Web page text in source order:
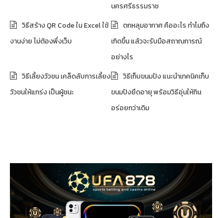
นครศรีธรรมราช
วิธีสร้าง QR Code ใน Excel ใช้
งานง่าย ไม่ต้องพึ่งเว็บ
ตกหลุมอากาศ คืออะไร ทำไมถึง
เกิดขึ้น แล้วจะรับมือสถาณการณ์
อย่างไร
วิธีเลี้ยงวัวชน เคล็ดลับการเลี้ยง
วัวชนให้แกร่ง เป็นผู้ชนะ
วิธีเก็บขนมปัง แนะนำเทคนิคเก็บ
ขนมปังยืดอายุ พร้อมวิธีอุ่นให้กิน
อร่อยกว่าเดิม